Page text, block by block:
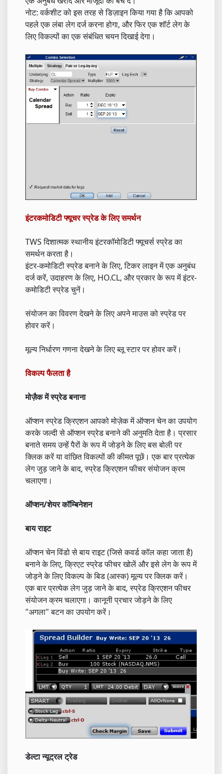
नोट: वर्कशीट को इस तरह से डिज़ाइन किया गया है कि आपको
पहले एक लंबा लेग दर्ज करना होगा, और फिर एक शॉर्ट लेग के
लिए विकल्पों का एक संबंधित चयन दिखाई देगा।
इंटरकमोडिटी फ्यूचर स्प्रेड के लिए समर्थन
TWS दिशात्मक स्थानीय इंटरकॉमोडिटी फ्यूचर्स स्प्रेड का
समर्थन करता है।
इंटर-कमोडिटी स्प्रेड बनाने के लिए, टिकर लाइन में एक अनुबंध
दर्ज करें, उदाहरण के लिए, HO.CL, और प्रकार के रूप में इंटर-
कमोडिटी स्प्रेड चुनें।
संयोजन का विवरण देखने के लिए अपने माउस को स्प्रेड पर
होवर करें।
मूल्य निर्धारण गणना देखने के लिए ब्लू स्टार पर होवर करें।
विकल्प फैलता है
मोज़ैक में स्प्रेड बनाना
ऑप्शन स्प्रेड क्रिएशन आपको मोज़ेक में ऑप्शन चेन का उपयोग
करके जल्दी से ऑप्शन स्प्रेड बनाने की अनुमति देता है। प्रसार
बनाते समय उन्हें पैरों के रूप में जोड़ने के लिए बस बोली पर
क्लिक करें या वांछित विकल्पों की कीमत पूछें। एक बार प्रत्येक
लेग जुड़ जाने के बाद, स्प्रेड क्रिएशन फीचर संयोजन क्रम
चलाएगा।
ऑप्शन/शेयर कॉम्बिनेशन
बाय राइट
ऑप्शन चेन विंडो से बाय राइट (जिसे कवर्ड कॉल कहा जाता है)
बनाने के लिए, क्रिएट स्प्रेड फीचर खोलें और इसे लेग के रूप में
जोड़ने के लिए विकल्प के बिड (आस्क) मूल्य पर क्लिक करें।
एक बार प्रत्येक लेग जुड़ जाने के बाद, स्प्रेड क्रिएशन फीचर
संयोजन क्रम चलाएगा। कानूनी प्रचार जोड़ने के लिए
"अगला" बटन का उपयोग करें।
डेल्टा न्यूट्रल ट्रेड